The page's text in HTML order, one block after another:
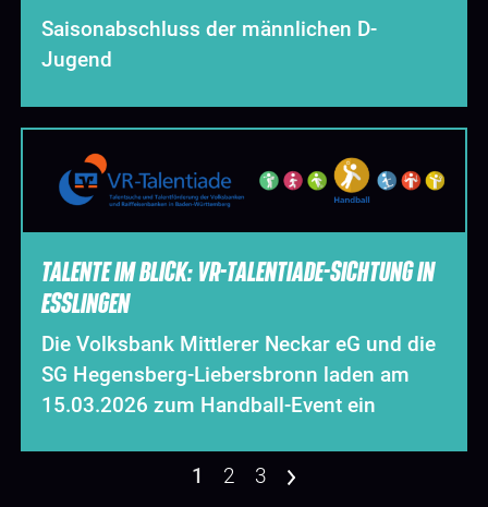
Saisonabschluss der männlichen D-
Jugend
TALENTE IM BLICK: VR-TALENTIADE-SICHTUNG IN
ESSLINGEN
Die Volksbank Mittlerer Neckar eG und die
SG Hegensberg-Liebersbronn laden am
15.03.2026 zum Handball-Event ein
1 2 3 >